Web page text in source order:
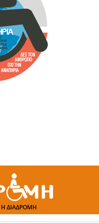
Η ΔΙΑΔΡΟΜΗ